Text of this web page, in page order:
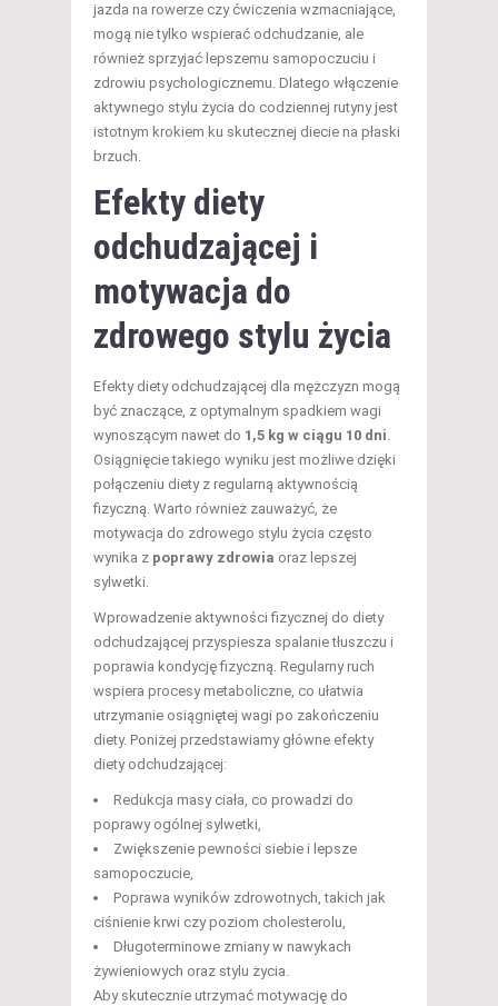
jazda na rowerze czy ćwiczenia wzmacniające,
mogą nie tylko wspierać odchudzanie, ale
również sprzyjać lepszemu samopoczuciu i
zdrowiu psychologicznemu. Dlatego włączenie
aktywnego stylu życia do codziennej rutyny jest
istotnym krokiem ku skutecznej diecie na płaski
brzuch.
Efekty diety
odchudzającej i
motywacja do
zdrowego stylu życia
Efekty diety odchudzającej dla mężczyzn mogą
być znaczące, z optymalnym spadkiem wagi
wynoszącym nawet do 1,5 kg w ciągu 10 dni.
Osiągnięcie takiego wyniku jest możliwe dzięki
połączeniu diety z regularną aktywnością
fizyczną. Warto również zauważyć, że
motywacja do zdrowego stylu życia często
wynika z poprawy zdrowia oraz lepszej
sylwetki.
Wprowadzenie aktywności fizycznej do diety
odchudzającej przyspiesza spalanie tłuszczu i
poprawia kondycję fizyczną. Regularny ruch
wspiera procesy metaboliczne, co ułatwia
utrzymanie osiągniętej wagi po zakończeniu
diety. Poniżej przedstawiamy główne efekty
diety odchudzającej:
Redukcja masy ciała, co prowadzi do
poprawy ogólnej sylwetki,
Zwiększenie pewności siebie i lepsze
samopoczucie,
Poprawa wyników zdrowotnych, takich jak
ciśnienie krwi czy poziom cholesterolu,
Długoterminowe zmiany w nawykach
żywieniowych oraz stylu życia.
Aby skutecznie utrzymać motywację do